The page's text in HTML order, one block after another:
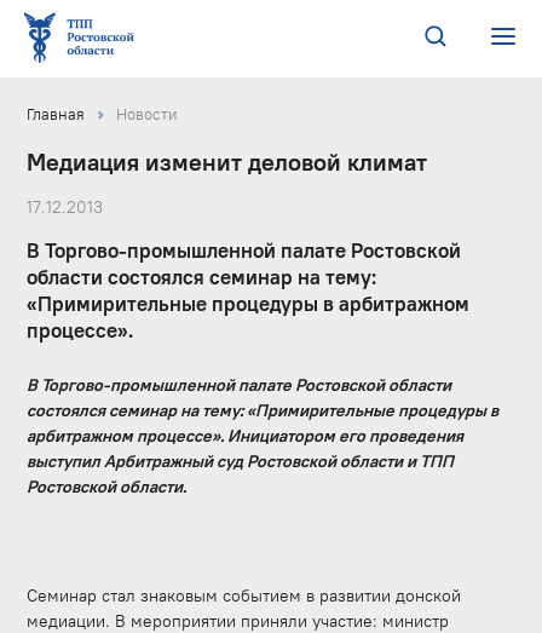
Главная Новости
Медиация изменит деловой климат
17.12.2013
В Торгово-промышленной палате Ростовской
области состоялся семинар на тему:
«Примирительные процедуры в арбитражном
процессе».
В Торгово-промышленной палате Ростовской области
состоялся семинар на тему: «Примирительные процедуры в
арбитражном процессе». Инициатором его проведения
выступил Арбитражный суд Ростовской области и ТПП
Ростовской области.
Семинар стал знаковым событием в развитии донской
медиации. В мероприятии приняли участие: министр